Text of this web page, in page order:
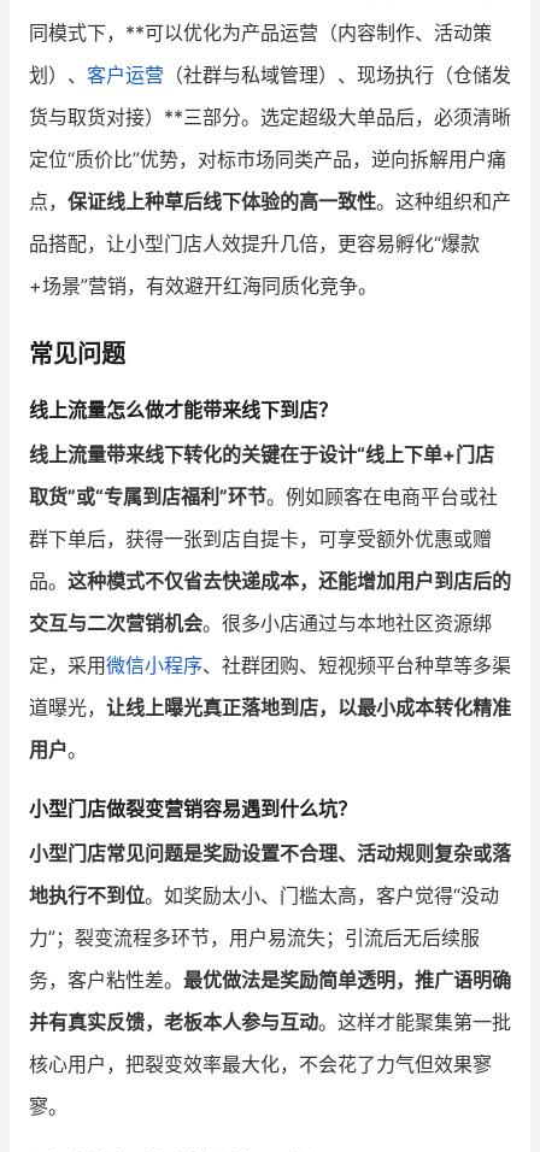
同模式下，**可以优化为产品运营（内容制作、活动策
划）、 客户运营 （社群与私域管理）、现场执行（仓储发
货与取货对接）**三部分。选定超级大单品后，必须清晰
定位“质价比”优势，对标市场同类产品，逆向拆解用户痛
点， 保证线上种草后线下体验的高一致性。这种组织和产
品搭配，让小型门店人效提升几倍，更容易孵化“爆款
+场景”营销，有效避开红海同质化竞争。
常见问题
线上流量怎么做才能带来线下到店？
线上流量带来线下转化的关键在于设计“线上下单+门店
取货”或“专属到店福利”环节。例如顾客在电商平台或社
群下单后，获得一张到店自提卡，可享受额外优惠或赠
品。 这种模式不仅省去快递成本，还能增加用户到店后的
交互与二次营销机会。很多小店通过与本地社区资源绑
定，采用微信小程序、社群团购、短视频平台种草等多渠
道曝光， 让线上曝光真正落地到店，以最小成本转化精准
用户。
小型门店做裂变营销容易遇到什么坑？
小型门店常见问题是奖励设置不合理、活动规则复杂或落
地执行不到位。如奖励太小、门槛太高，客户觉得“没动
力”；裂变流程多环节，用户易流失；引流后无后续服
务，客户粘性差。 最优做法是奖励简单透明，推广语明确
并有真实反馈，老板本人参与互动。这样才能聚集第一批
核心用户，把裂变效率最大化，不会花了力气但效果寥
寥。